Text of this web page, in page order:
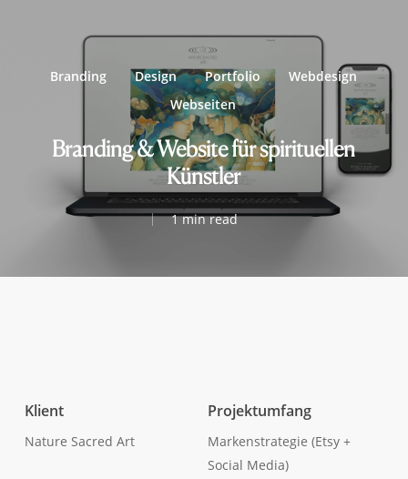
Branding Design Portfolio
Webdesign
Webseiten
Branding & Website für spirituellen
Künstler
1 min read
Klient
Nature Sacred Art
Projektumfang
Markenstrategie (Etsy +
Social Media)